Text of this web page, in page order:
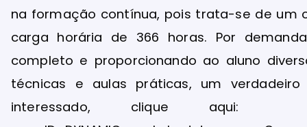
na formação contínua, pois trata-se de um
carga horária de 366 horas. Por
completo e proporcionando ao aluno
técnicas e aulas práticas, um
interessado, clique aqui: